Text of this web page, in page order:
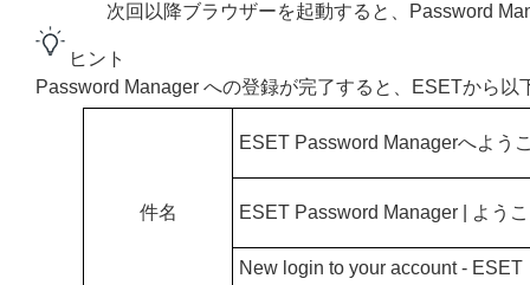
次回以降ブラウザーを起動すると、Password
ヒント
Password Manager への登録が完了すると、ESETから以
件名
ESET Password Managerへよう
ESET Password Manager | よう
New login to your account - ESET